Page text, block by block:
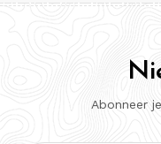
Abonneer